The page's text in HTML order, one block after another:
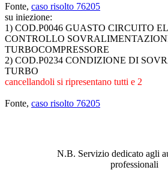
Fonte, caso risolto 76205
su iniezione:
1) COD.P0046 GUASTO CIRCUITO
CONTROLLO
TURBOCOMPRESSORE
2) COD.P0234 CONDIZIONE DI
TURBO
cancellandoli si ripresentano tutti e 2
Fonte, caso risolto 76205
N.B. Servizio dedicato agli
professionali